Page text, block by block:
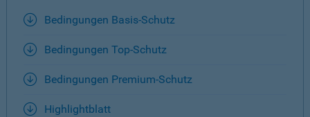
Bedingungen Basis-Schutz
Bedingungen Top-Schutz
Bedingungen Premium-Schutz
Highlightblatt